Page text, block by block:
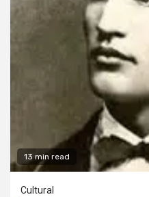
13 min read
Cultural